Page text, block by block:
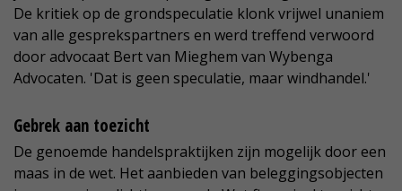
De kritiek op de grondspeculatie klonk vrijwel unaniem
van alle gesprekspartners en werd treffend verwoord
door advocaat Bert van Mieghem van Wybenga
Advocaten. 'Dat is geen speculatie, maar windhandel.'
Gebrek aan toezicht
De genoemde handelspraktijken zijn mogelijk door een
maas in de wet. Het aanbieden van beleggingsobjecten